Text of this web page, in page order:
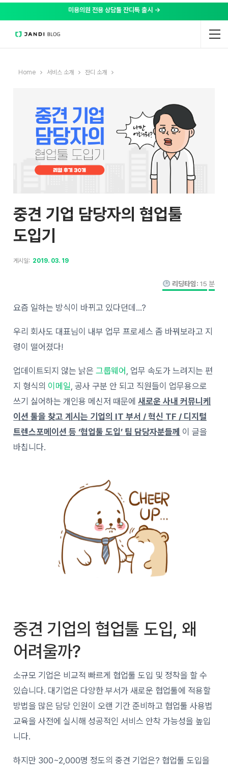
미용의원 전용 상담툴 잔디톡 출시 →
Home 서비스 소개 잔디 소개
중견 기업 담당자의 협업툴
도입기
게시일: 2019. 03. 19
리딩타임: 15 분
요즘 일하는 방식이 바뀌고 있다던데…?
우리 회사도 대표님이 내부 업무 프로세스 좀 바꿔보라고 지
령이 떨어졌다!
업데이트되지 않는 낡은그룹웨어 , 업무 속도가 느려지는 편
지 형식의 이메일, 공사 구분 안 되고 직원들이 업무용으로
쓰기 싫어하는 개인용 메신저 때문에새로운 사내 커뮤니케
이션 툴을 찾고 계시는 기업의 IT 부서 / 혁신 TF / 디지털
트렌스포메이션 등 ‘협업툴 도입’ 팀 담당자분들께 이 글을
바칩니다.
중견 기업의 협업툴 도입, 왜
어려울까?
소규모 기업은 비교적 빠르게 협업툴 도입 및 정착을 할 수
있습니다. 대기업은 다양한 부서가 새로운 협업툴에 적용할
방법을 많은 담당 인원이 오랜 기간 준비하고 협업툴 사용법
교육을 사전에 실시해 성공적인 서비스 안착 가능성을 높입
니다.
하지만 300~2,000명 정도의 중견 기업은? 협업툴 도입을